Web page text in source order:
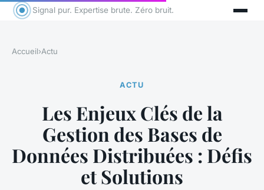
Signal pur. Expertise brute. Zéro bruit.
Accueil›Actu
ACTU
Les Enjeux Clés de la
Gestion des Bases de
Données Distribuées : Défis
et Solutions